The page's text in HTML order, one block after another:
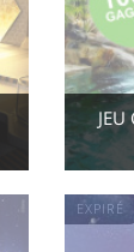
JEU
EXPIRÉ